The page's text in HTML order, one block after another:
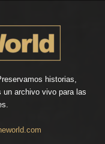
historias,
archivo vivo para las